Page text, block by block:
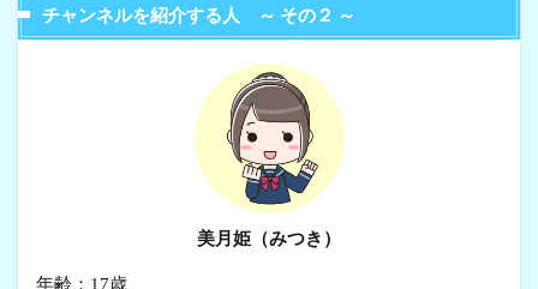
チャンネルを紹介する人 ～ その２ ～
美月姫（みつき）
年齢：17歳